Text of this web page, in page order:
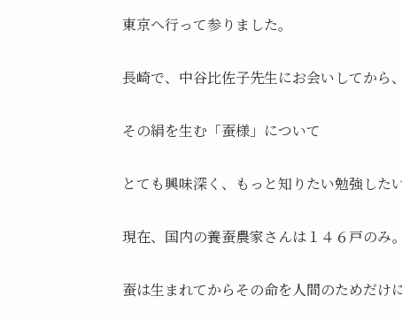
東京へ行って参りました。
長崎で、中谷比佐子先生にお会いしてから
その絹を生む「蚕様」について
とても興味深く、もっと知りたい勉強した
現在、国内の養蚕農家さんは１４６戸のみ
蚕は生まれてからその命を人間のためだけ